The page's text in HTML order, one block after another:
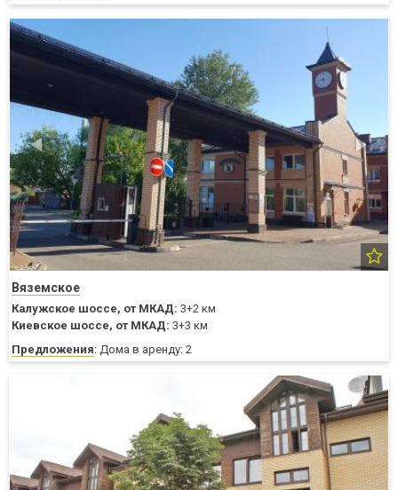
Вяземское
Калужское шоссе, от МКАД: 3+2 км
Киевское шоссе, от МКАД: 3+3 км
Предложения: Дома в аренду: 2